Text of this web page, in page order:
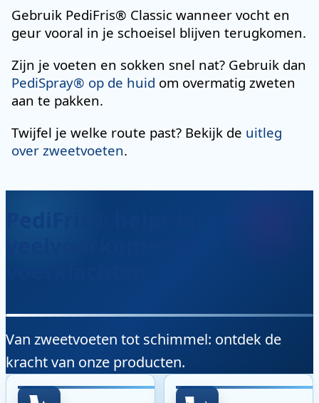
Gebruik PediFris® Classic wanneer vocht en
geur vooral in je schoeisel blijven terugkomen.
Zijn je voeten en sokken snel nat? Gebruik dan
PediSpray® op de huid om overmatig zweten
aan te pakken.
Twijfel je welke route past? Bekijk de uitleg
over zweetvoeten.
Van zweetvoeten tot schimmel: ontdek de
kracht van onze producten.